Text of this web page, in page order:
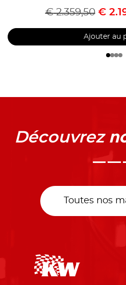
€2.359,50 €
Ajouter au
Découvrez
Toutes nos